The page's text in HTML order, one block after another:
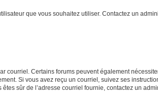
que vous souhaitez utiliser. Contactez un
courriel. Certains forums peuvent également
Si vous avez reçu un courriel, suivez ses
sûr de l’adresse courriel fournie, contactez un